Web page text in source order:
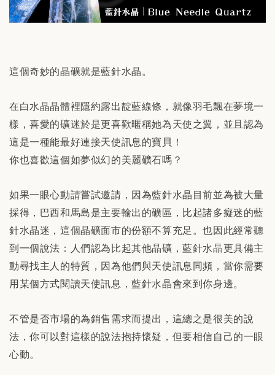
這個奇妙的晶礦就是藍針水晶。
在白水晶晶體裡隱約露出靛藍線條，就像羽毛飄在夢境一
樣，喜愛的礦迷於是更喜歡暱稱她為天使之翼，並且認為
這是一種能最好連接天使訊息的寶貝！
你也喜歡這個如夢似幻的美麗礦石嗎？
如果一眼心動請嘗試邀請，因為藍針水晶目前並為被大量
採得，巴西和馬島是主要輸出的礦區，比起諸多癡迷的藍
針水晶迷，這個晶礦面市的份額不算充足。也因此經常聽
到一個說法：人們認為比起其他晶礦，藍針水晶更具備主
動尋找主人的特質，因為他們與天使訊息同頻，當你需要
用某個方式閱讀天使訊息，藍針水晶會來到你身邊。
不管是否市場的為銷售需求而提出，這總之是很美的說
法，你可以對這樣的說法抱持懷疑，但要相信自己的一眼
心動。